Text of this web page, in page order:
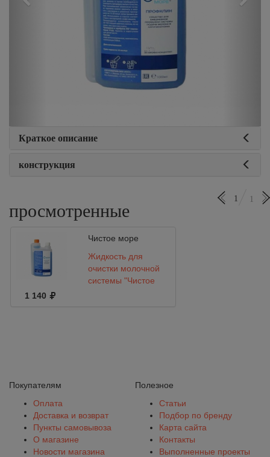
Краткое описание
конструкция
просмотренные
1 1
Чистое море
Жидкость для
очистки молочной
системы "Чистое
1 140
Покупателям
Оплата
Доставка и возврат
Пункты самовывоза
О магазине
Новости магазина
Полезное
Статьи
Подбор по бренду
Карта сайта
Контакты
Выполненные проекты